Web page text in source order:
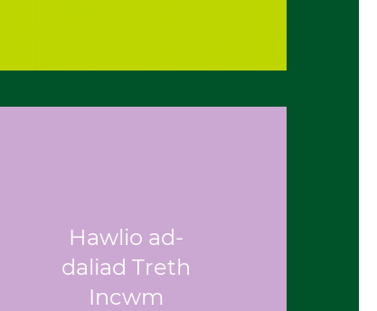
Hawlio ad-
daliad Treth
Incwm